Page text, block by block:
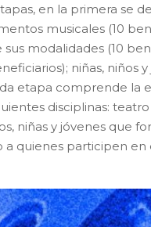
en la primera se
musicales (10
modalidades (10
niñas, niños
etapa comprende la
disciplinas:
niñas y jóvenes que
a quienes participen en